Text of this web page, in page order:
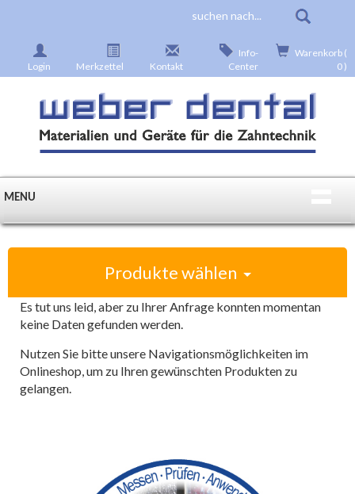
Login Merkzettel Kontakt
Info-
Center
Warenkorb (
0 )
MENU
Produkte wählen
Es tut uns leid, aber zu Ihrer Anfrage konnten momentan
keine Daten gefunden werden.
Nutzen Sie bitte unsere Navigationsmöglichkeiten im
Onlineshop, um zu Ihren gewünschten Produkten zu
gelangen.